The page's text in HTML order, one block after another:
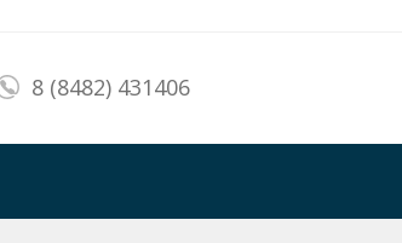
8 (8482) 431406